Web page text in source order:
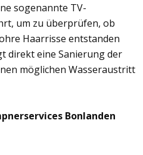
sogenannte TV-
um zu überprüfen, ob
Haarrisse entstanden
direkt eine Sanierung der
möglichen Wasseraustritt
Bonlanden